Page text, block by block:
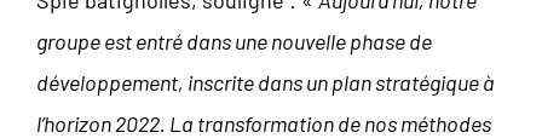
groupe est entré dans une nouvelle phase de
développement, inscrite dans un plan stratégique à
l’horizon 2022. La transformation de nos méthodes